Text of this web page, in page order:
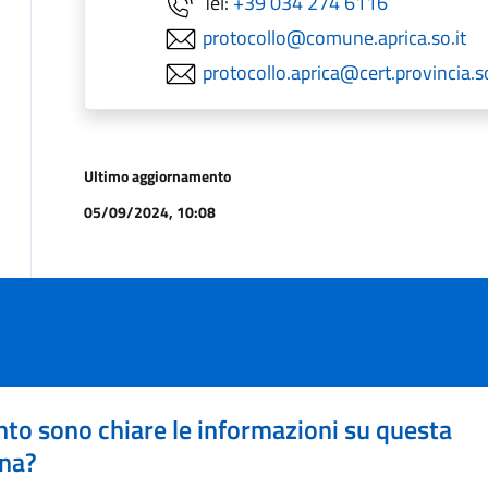
protocollo@comune.aprica.so.it
Ultimo aggiornamento
05/09/2024, 10:08
sono chiare le informazioni su questa